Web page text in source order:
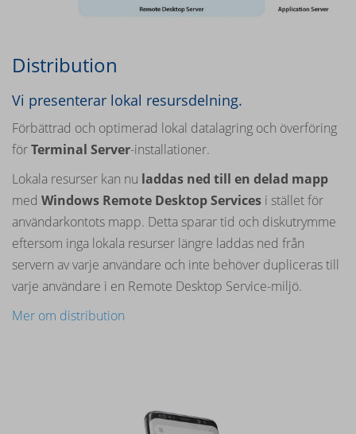
Distribution
Vi presenterar lokal resursdelning.
Förbättrad och optimerad lokal datalagring och överföring
förTerminal Server-installationer.
Lokala resurser kan nu laddas ned till en delad mapp
med Windows Remote Desktop Services i stället för
användarkontots mapp. Detta sparar tid och diskutrymme
eftersom inga lokala resurser längre laddas ned från
servern av varje användare och inte behöver dupliceras till
varje användare i en Remote Desktop Service-miljö.
Mer om distribution